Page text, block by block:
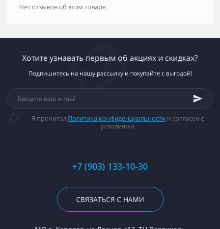
Нет отзывов об этом товаре.
Хотите узнавать первым об акциях и скидках?
Подпишитесь на нашу рассылку и покупайте с выгодой!
Я прочитал Политика конфиденциальности и согласен с
условиями
+7 (903) 133-10-30
СВЯЗАТЬСЯ С НАМИ